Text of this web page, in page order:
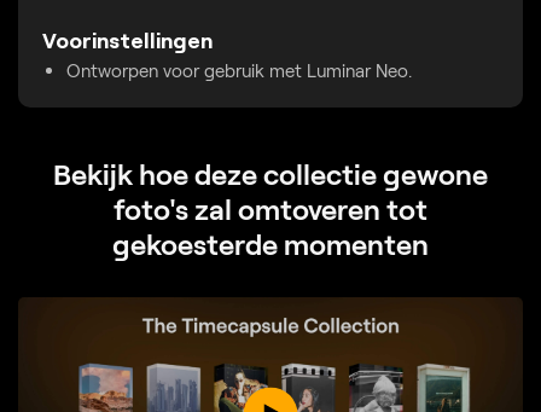
Voorinstellingen
Ontworpen voor gebruik met Luminar Neo.
Bekijk hoe deze collectie gewone
foto's zal omtoveren tot
gekoesterde momenten